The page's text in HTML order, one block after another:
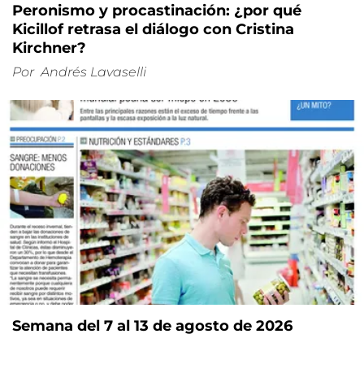
Peronismo y procastinación: ¿por qué
Kicillof retrasa el diálogo con Cristina
Kirchner?
Por Andrés Lavaselli
Semana del 7 al 13 de agosto de 2026